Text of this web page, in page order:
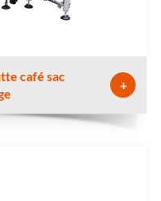
café sac
+